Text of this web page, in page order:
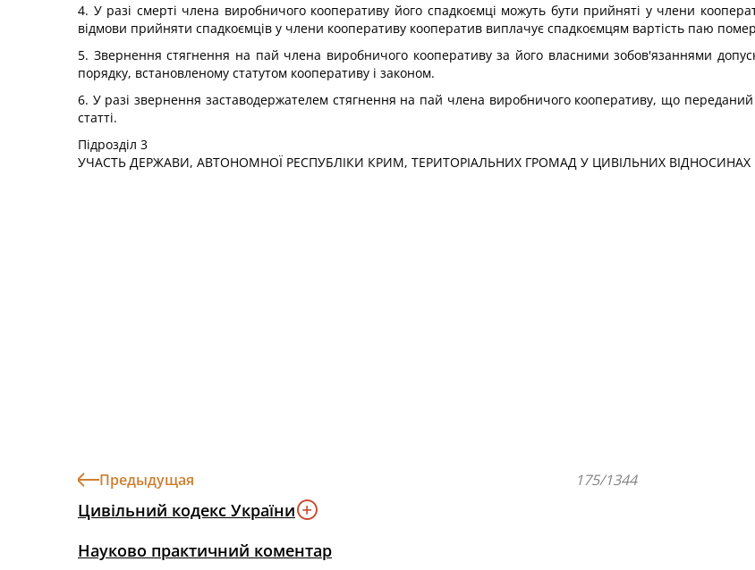
4. У разі смерті члена виробничого кооперативу його спадкоємці можуть бути прийняті у члени
відмови прийняти спадкоємців у члени кооперативу кооператив виплачує спадкоємцям вартість паю
5. Звернення стягнення на пай члена виробничого кооперативу за його власними зобов'язаннями
порядку, встановленому статутом кооперативу і законом.
6. У разі звернення заставодержателем стягнення на пай члена виробничого кооперативу, що переданий
статті.
Підрозділ 3
УЧАСТЬ ДЕРЖАВИ, АВТОНОМНОЇ РЕСПУБЛІКИ КРИМ, ТЕРИТОРІАЛЬНИХ ГРОМАД У ЦИВІЛЬНИХ ВІДНОСИНАХ
Предыдущая 175/1344
Цивільний кодекс України
Науково практичний коментар